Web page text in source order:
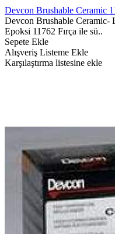
Devcon Brushable Ceramic
Devcon Brushable Ceramic-
Epoksi 11762 Fırça ile sü..
Sepete Ekle
Alışveriş Listeme Ekle
Karşılaştırma listesine ekle